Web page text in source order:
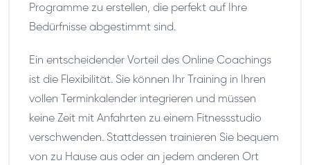
Programme zu erstellen, die perfekt auf Ihre
Bedürfnisse abgestimmt sind.
Ein entscheidender Vorteil des Online Coachings
ist die Flexibilität. Sie können Ihr Training in Ihren
vollen Terminkalender integrieren und müssen
keine Zeit mit Anfahrten zu einem Fitnessstudio
verschwenden. Stattdessen trainieren Sie bequem
von zu Hause aus oder an jedem anderen Ort